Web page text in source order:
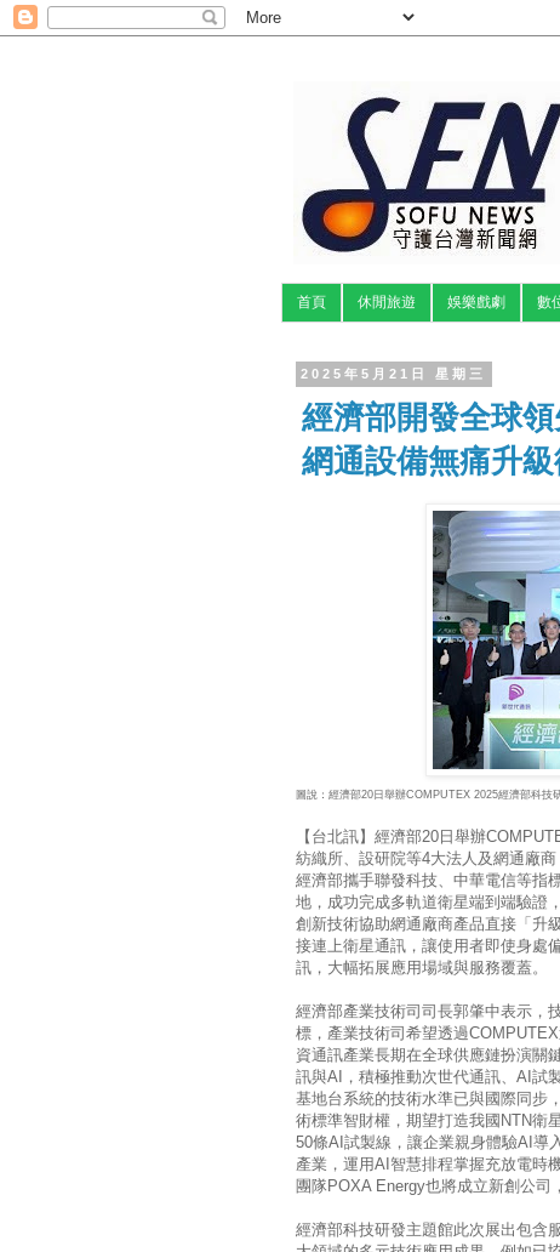
首頁 休閒旅遊 娛樂戲劇 數
2025年5月21日 星期三
經濟部開發全球
網通設備無痛升
圖說：經濟部20日舉辦COMPUTEX 2025經濟部科技
【台北訊】經濟部20日舉辦
紡織所、設研院等4大法人及網通廠
經濟部攜手聯發科技、中華電信等指
地，成功完成多軌道衛星端到端驗證
創新技術協助網通廠商產品直接「升
接連上衛星通訊，讓使用者即使身處
訊，大幅拓展應用場域與服務覆蓋。
經濟部產業技術司司長郭肇中表示，
標，產業技術司希望透過
資通訊產業長期在全球供應鏈扮演關
訊與AI，積極推動次世代通訊、AI試
基地台系統的技術水準已與國際同步
術標準智財權，期望打造我國NTN衛
50條AI試製線，讓企業親身體驗AI導
產業，運用AI智慧排程掌握充放電時
團隊POXA Energy也將成立新創公司
經濟部科技研發主題館此次展出包含